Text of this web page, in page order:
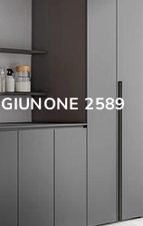
GIUNONE 2589